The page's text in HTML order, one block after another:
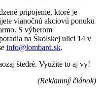
pripojenie, ktoré je
vianočnú akciovú ponuku
S výberom
na Školskej ulici 14 v
info@lombard.sk.
štedré. Využite to aj vy!
(Reklamný článok)